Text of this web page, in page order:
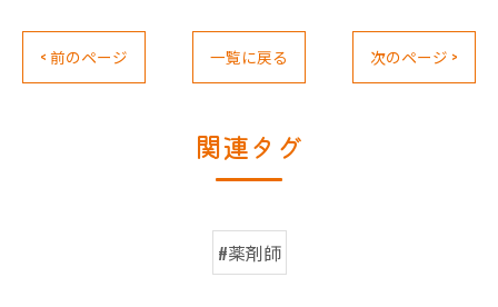
< 前のページ 一覧に戻る 次のページ >
関連タグ
#薬剤師